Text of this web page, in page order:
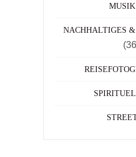
MUSIK
NACHHALTIGES